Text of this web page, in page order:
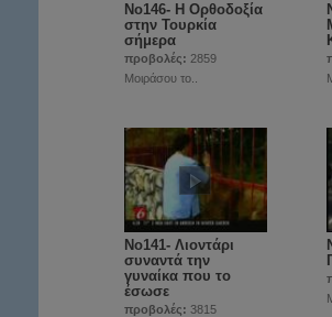
Νο146- Η Ορθοδοξία
στην Τουρκία
σήμερα
προβολές: 2859
Μοιράσου το..
Νο141- Λιοντάρι
συναντά την
γυναίκα που το
έσωσε
προβολές: 3815